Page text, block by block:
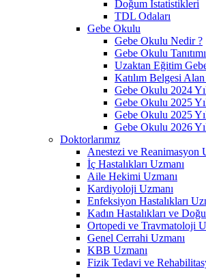
Doğum İstatistikleri
TDL Odaları
Gebe Okulu
Gebe Okulu Nedir ?
Gebe Okulu Tanıtımı
Uzaktan Eğitim
Katılım Belgesi
Gebe Okulu 2024
Gebe Okulu 2025
Gebe Okulu 2025
Gebe Okulu 2026
Doktorlarımız
Anestezi ve Reanimasyon
İç Hastalıkları Uzmanı
Aile Hekimi Uzmanı
Kardiyoloji Uzmanı
Enfeksiyon Hastalıkları
Kadın Hastalıkları ve
Ortopedi ve Travmatoloji
Genel Cerrahi Uzmanı
KBB Uzmanı
Fizik Tedavi ve